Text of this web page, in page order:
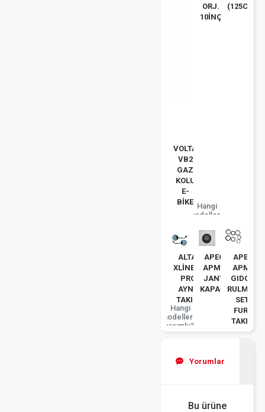
VOLTA
VB2
GAZ
KOLU
E-
BİKE
ORJ.
10İNÇ
Hangi
modellerle
(125CC)
ALTAİ
XLİNE50
PRO
AYNA
TAKIM
Hangi
modellerle
uyumlu?
APEC
APM2
JANT
KAPAĞI
APEC
APM5
GIDON
RULMAN
SETI
FURÇ
TAKIM
Yorumlar
Bu ürüne